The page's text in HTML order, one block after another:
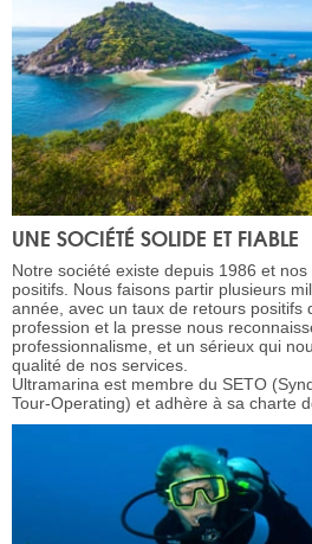
UNE SOCIÉTÉ SOLIDE ET FIABLE
Notre société existe depuis 1986 et
positifs. Nous faisons partir plusieurs
année, avec un taux de retours positifs
profession et la presse nous
professionnalisme, et un sérieux qui
qualité de nos services.
Ultramarina est membre du SETO
Tour-Operating) et adhère à sa charte